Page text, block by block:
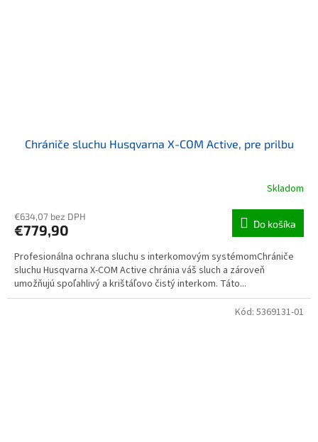
Chrániče sluchu Husqvarna X-COM Active, pre prilbu
Skladom
€634,07 bez DPH
€779,90 Do košíka
Profesionálna ochrana sluchu s interkomovým systémomChrániče
sluchu Husqvarna X-COM Active chránia váš sluch a zároveň
umožňujú spoľahlivý a krištáľovo čistý interkom. Táto...
Kód: 5369131-01